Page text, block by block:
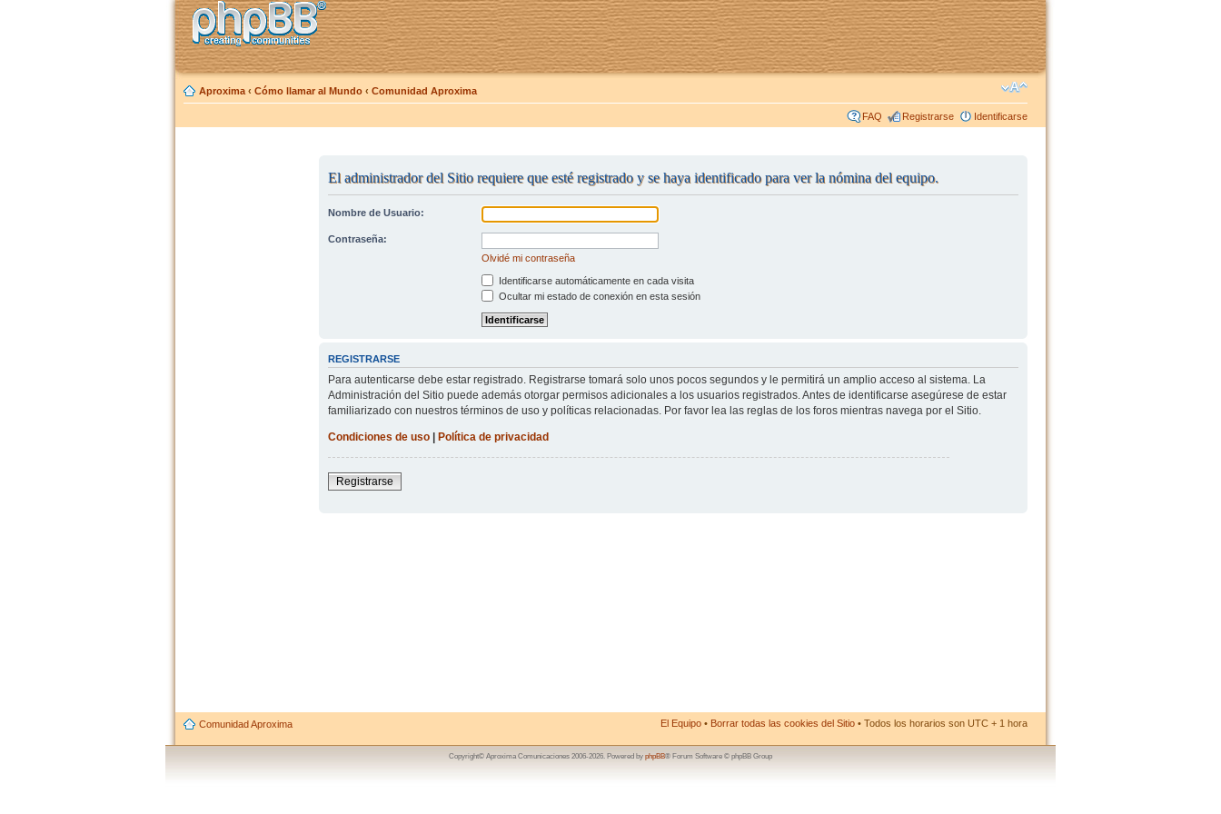
Aproxima ‹ Cómo llamar al Mundo ‹ Comunidad Aproxima
FAQ Registrarse Identificarse
El administrador del Sitio requiere que esté registrado y se haya identificado para ver la nómina del equipo.
Nombre de Usuario:
Contraseña:
Olvidé mi contraseña
Identificarse automáticamente en cada visita
Ocultar mi estado de conexión en esta sesión
REGISTRARSE
Para autenticarse debe estar registrado. Registrarse tomará solo unos pocos segundos y le permitirá un amplio acceso al sistema. La
Administración del Sitio puede además otorgar permisos adicionales a los usuarios registrados. Antes de identificarse asegúrese de estar
familiarizado con nuestros términos de uso y políticas relacionadas. Por favor lea las reglas de los foros mientras navega por el Sitio.
Condiciones de uso| Política de privacidad
Registrarse
Comunidad Aproxima El Equipo • Borrar todas las cookies del Sitio • Todos los horarios son UTC + 1 hora
Copyright© Aproxima Comunicaciones 2006-2026. Powered by phpBB® Forum Software © phpBB Group